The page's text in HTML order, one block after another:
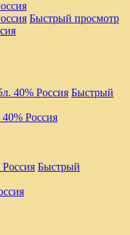
Быстрый просмотр
Быстрый
Россия
Быстрый